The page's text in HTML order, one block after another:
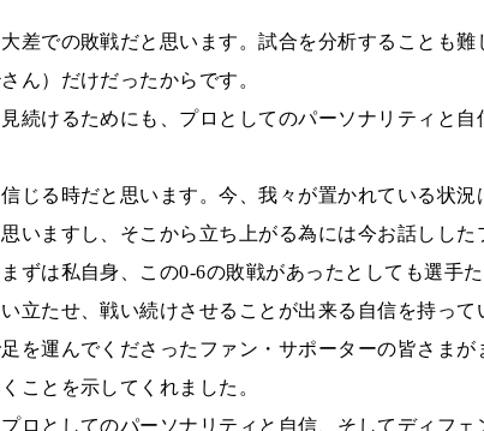
差での敗戦だと思います。試合を分析することも難
ん）だけだったからです。
続けるためにも、プロとしてのパーソナリティと自
じる時だと思います。今、我々が置かれている状況
いますし、そこから立ち上がる為には今お話しした
ずは私自身、この0-6の敗戦があったとしても選手た
立たせ、戦い続けさせることが出来る自信を持って
を運んでくださったファン・サポーターの皆さまが
ことを示してくれました。
ロとしてのパーソナリティと自信、そしてディフェ